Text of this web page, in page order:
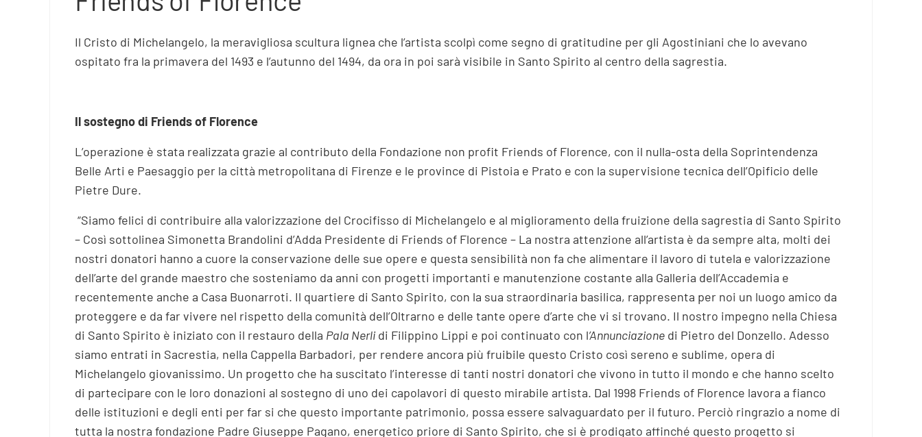
Il Cristo di Michelangelo, la meravigliosa scultura lignea che l’artista scolpì come segno di gratitudine per gli Agostiniani che lo avevano
ospitato fra la primavera del 1493 e l’autunno del 1494, da ora in poi sarà visibile in Santo Spirito al centro della sagrestia.
Il sostegno di Friends of Florence
L’operazione è stata realizzata grazie al contributo della Fondazione non profit Friends of Florence, con il nulla-osta della Soprintendenza
Belle Arti e Paesaggio per la città metropolitana di Firenze e le province di Pistoia e Prato e con la supervisione tecnica dell’Opificio delle
Pietre Dure.
“Siamo felici di contribuire alla valorizzazione del Crocifisso di Michelangelo e al miglioramento della fruizione della sagrestia di Santo Spirito
– Così sottolinea Simonetta Brandolini d’Adda Presidente di Friends of Florence – La nostra attenzione all’artista è da sempre alta, molti dei
nostri donatori hanno a cuore la conservazione delle sue opere e questa sensibilità non fa che alimentare il lavoro di tutela e valorizzazione
dell’arte del grande maestro che sosteniamo da anni con progetti importanti e manutenzione costante alla Galleria dell’Accademia e
recentemente anche a Casa Buonarroti. Il quartiere di Santo Spirito, con la sua straordinaria basilica, rappresenta per noi un luogo amico da
proteggere e da far vivere nel rispetto della comunità dell’Oltrarno e delle tante opere d’arte che vi si trovano. Il nostro impegno nella Chiesa
di Santo Spirito è iniziato con il restauro della Pala Nerlidi Filippino Lippi e poi continuato con l’Annunciazione di Pietro del Donzello. Adesso
siamo entrati in Sacrestia, nella Cappella Barbadori, per rendere ancora più fruibile questo Cristo così sereno e sublime, opera di
Michelangelo giovanissimo. Un progetto che ha suscitato l’interesse di tanti nostri donatori che vivono in tutto il mondo e che hanno scelto
di partecipare con le loro donazioni al sostegno di uno dei capolavori di questo mirabile artista. Dal 1998 Friends of Florence lavora a fianco
delle istituzioni e degli enti per far si che questo importante patrimonio, possa essere salvaguardato per il futuro. Perciò ringrazio a nome di
tutta la nostra fondazione Padre Giuseppe Pagano, energetico priore di Santo Spirito, che si è prodigato affinché questo progetto si